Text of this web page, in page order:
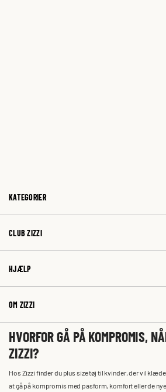
KATEGORIER
CLUB ZIZZI
HJÆLP
OM ZIZZI
HVORFOR GÅ PÅ KOMPROMIS,
ZIZZI?
Hos Zizzi finder du plus size tøj til kvinder, der vil
at gå på kompromis med pasform, komfort eller de